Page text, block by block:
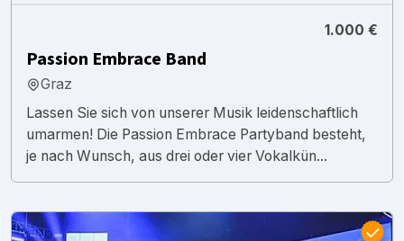
1.000 €
Passion Embrace Band
Graz
Lassen Sie sich von unserer Musik leidenschaftlich
umarmen! Die Passion Embrace Partyband besteht,
je nach Wunsch, aus drei oder vier Vokalkün...